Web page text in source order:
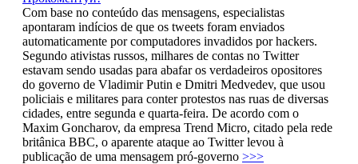
Com base no conteúdo das mensagens, especialistas
apontaram indícios de que os tweets foram enviados
automaticamente por computadores invadidos por hackers.
Segundo ativistas russos, milhares de contas no Twitter
estavam sendo usadas para abafar os verdadeiros opositores
do governo de Vladimir Putin e Dmitri Medvedev, que usou
policiais e militares para conter protestos nas ruas de diversas
cidades, entre segunda e quarta-feira. De acordo com o
Maxim Goncharov, da empresa Trend Micro, citado pela rede
britânica BBC, o aparente ataque ao Twitter levou à
publicação de uma mensagem pró-governo >>>